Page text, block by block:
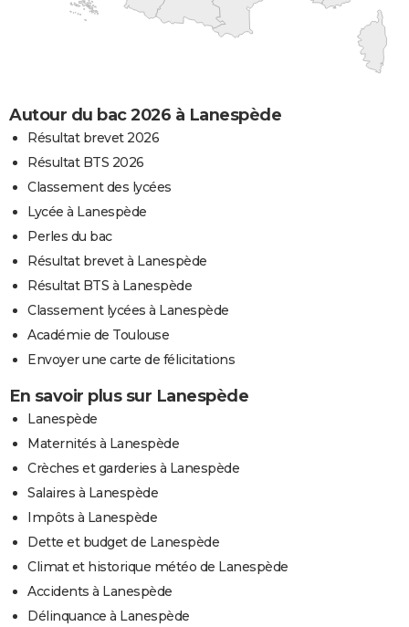
Autour du bac 2026 à Lanespède
Résultat brevet 2026
Résultat BTS 2026
Classement des lycées
Lycée à Lanespède
Perles du bac
Résultat brevet à Lanespède
Résultat BTS à Lanespède
Classement lycées à Lanespède
Académie de Toulouse
Envoyer une carte de félicitations
En savoir plus sur Lanespède
Lanespède
Maternités à Lanespède
Crèches et garderies à Lanespède
Salaires à Lanespède
Impôts à Lanespède
Dette et budget de Lanespède
Climat et historique météo de Lanespède
Accidents à Lanespède
Délinquance à Lanespède